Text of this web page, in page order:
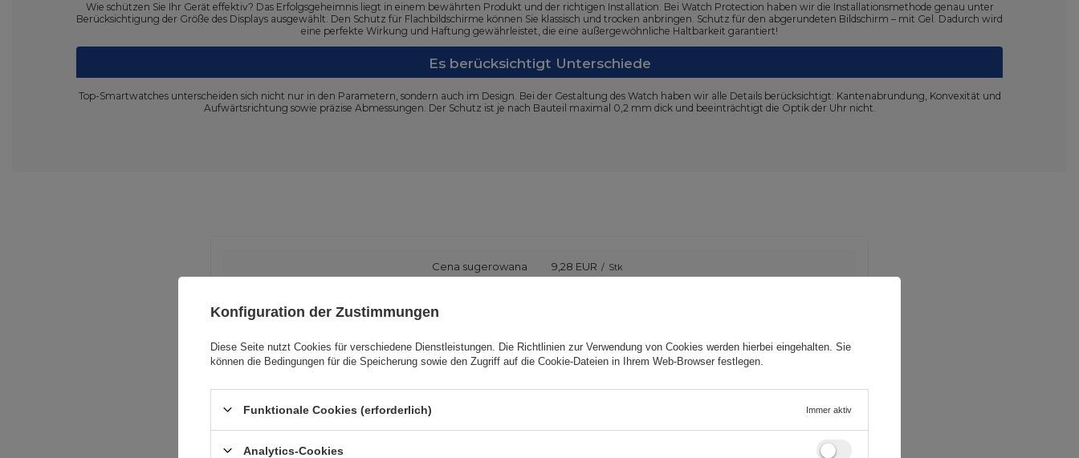
Wie schützen Sie Ihr Gerät effektiv? Das Erfolgsgeheimnis liegt in einem bewährten Produkt und der richtigen Installation. Bei Watch Protection haben wir die Installationsmethode genau unter
Berücksichtigung der Größe des Displays ausgewählt. Den Schutz für Flachbildschirme können Sie klassisch und trocken anbringen. Schutz für den abgerundeten Bildschirm – mit Gel. Dadurch wird
eine perfekte Wirkung und Haftung gewährleistet, die eine außergewöhnliche Haltbarkeit garantiert!
Es berücksichtigt Unterschiede
Top-Smartwatches unterscheiden sich nicht nur in den Parametern, sondern auch im Design. Bei der Gestaltung des Watch haben wir alle Details berücksichtigt: Kantenabrundung, Konvexität und
Aufwärtsrichtung sowie präzise Abmessungen. Der Schutz ist je nach Bauteil maximal 0,2 mm dick und beeinträchtigt die Optik der Uhr nicht.
Cena sugerowana 9,28 EUR / Stk
Für dieses Produkt zuständige Stelle in der EU 3mk Protection sp. z o.o. Mehr
Konfiguration der Zustimmungen
Diese Seite nutzt Cookies für verschiedene Dienstleistungen. Die Richtlinien zur Verwendung von Cookies werden hierbei eingehalten. Sie
können die Bedingungen für die Speicherung sowie den Zugriff auf die Cookie-Dateien in Ihrem Web-Browser festlegen.
Funktionale Cookies (erforderlich) Immer aktiv
Analytics-Cookies